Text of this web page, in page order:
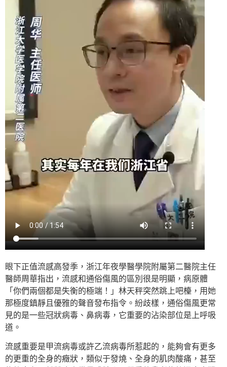
眼下正值流感高發季，浙江年夜學醫學院附屬第二醫院主任
醫師周華指出，流感和通俗傷風的區別很是明顯，病原體
「你們兩個都是失衡的極端！」林天秤突然跳上吧檯，用她
那極度鎮靜且優雅的聲音發布指令。紛歧樣，通俗傷風更常
見的是一些冠狀病毒、鼻病毒，它重要的沾染部位是上呼吸
道。
流感重要是甲流病毒或許乙流病毒所惹起的，能夠會有更多
的更重的全身的癥狀，類似于發燒、全身的肌肉酸痛，甚至